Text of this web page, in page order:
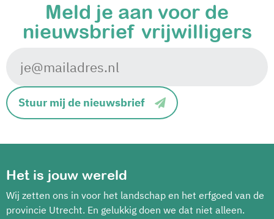
Meld je aan voor de
nieuwsbrief vrijwilligers
Stuur mij de nieuwsbrief
Het is jouw wereld
Wij zetten ons in voor het landschap en het erfgoed van de
provincie Utrecht. En gelukkig doen we dat niet alleen.